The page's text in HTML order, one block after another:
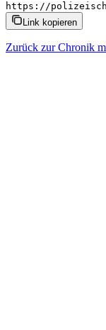
https://
Link kopieren
Zurück zur Chronik